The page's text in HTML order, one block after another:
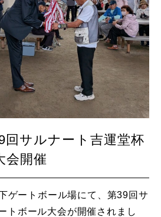
回サルナート吉運堂杯
会開催
ゲートボール場にて、第39回サ
トボール大会が開催されまし